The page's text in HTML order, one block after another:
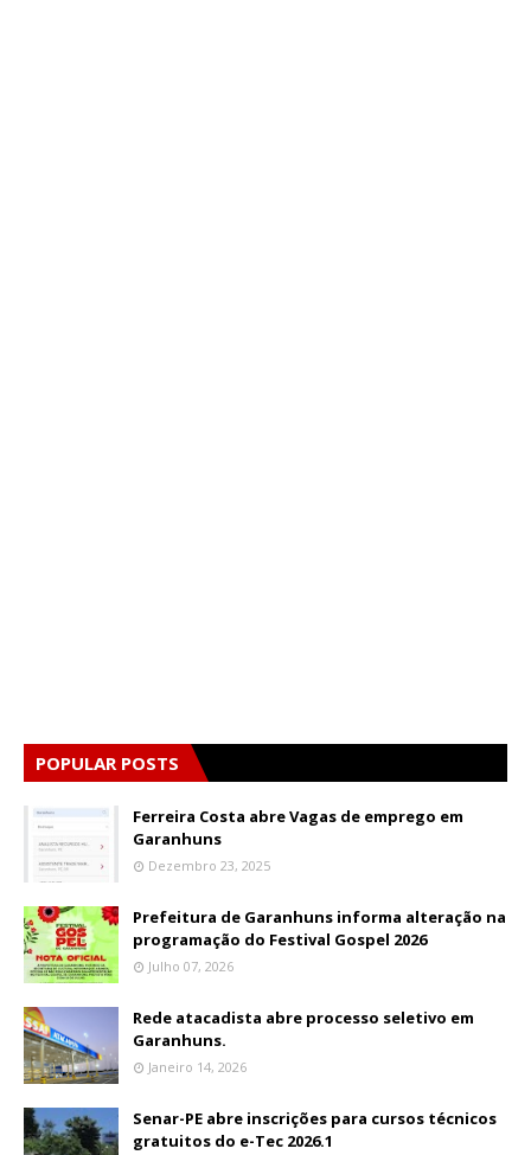
POPULAR POSTS
Ferreira Costa abre Vagas de emprego em
Garanhuns
Dezembro 23, 2025
Prefeitura de Garanhuns informa alteração na
programação do Festival Gospel 2026
Julho 07, 2026
Rede atacadista abre processo seletivo em
Garanhuns.
Janeiro 14, 2026
Senar-PE abre inscrições para cursos técnicos
gratuitos do e-Tec 2026.1